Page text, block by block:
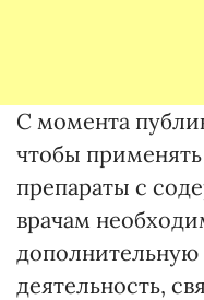
С момента
чтобы
препараты с
врачам
деятельность,